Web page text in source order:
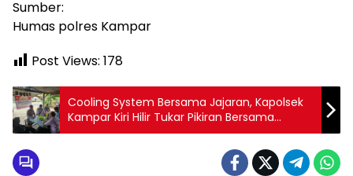
Sumber:
Humas polres Kampar
Post Views: 178
Cooling System Bersama Jajaran, Kapolsek
Kampar Kiri Hilir Tukar Pikiran Bersama
Warganya